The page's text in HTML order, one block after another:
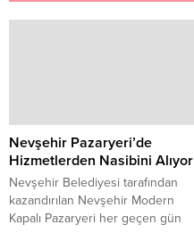
Nevşehir Pazaryeri’de
Hizmetlerden Nasibini Alıyor
Nevşehir Belediyesi tarafından
kazandırılan Nevşehir Modern
Kapalı Pazaryeri her geçen gün